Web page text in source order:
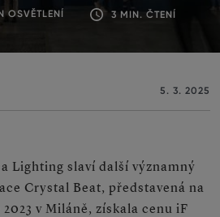
OSVĚTLENÍ 3 MIN. ČTENÍ
5. 3. 2025
Lighting slaví další významný
Crystal Beat, představená na
v Miláně, získala cenu iF